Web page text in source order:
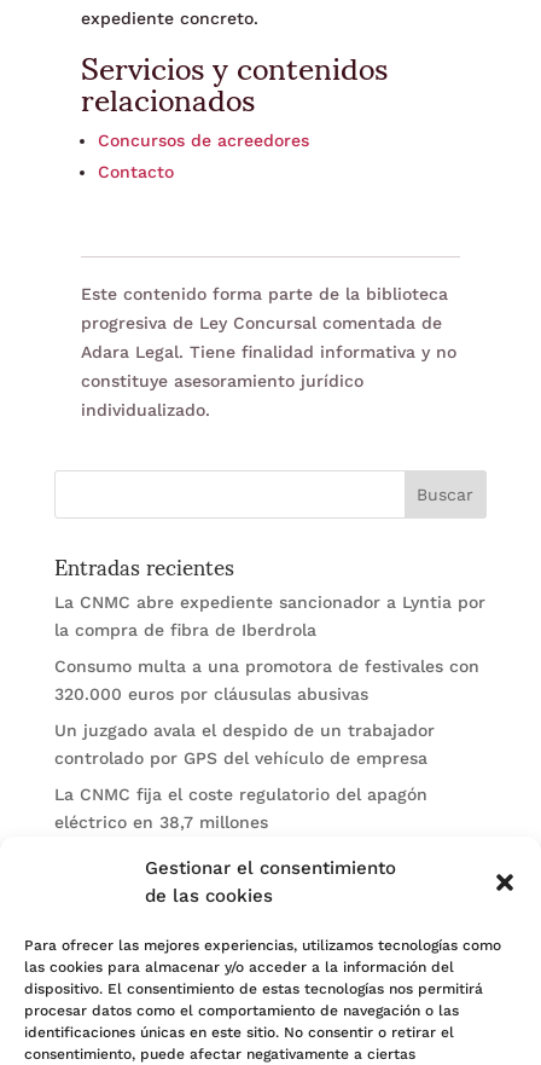
Gestionar el consentimiento
de las cookies
Para ofrecer las mejores experiencias, utilizamos tecnologías como
las cookies para almacenar y/o acceder a la información del
dispositivo. El consentimiento de estas tecnologías nos permitirá
procesar datos como el comportamiento de navegación o las
identificaciones únicas en este sitio. No consentir o retirar el
consentimiento, puede afectar negativamente a ciertas
expediente concreto.
Servicios y contenidos
relacionados
Concursos de acreedores
Contacto
Este contenido forma parte de la biblioteca
progresiva de Ley Concursal comentada de
Adara Legal. Tiene finalidad informativa y no
constituye asesoramiento jurídico
individualizado.
Entradas recientes
La CNMC abre expediente sancionador a Lyntia por
la compra de fibra de Iberdrola
Consumo multa a una promotora de festivales con
320.000 euros por cláusulas abusivas
Un juzgado avala el despido de un trabajador
controlado por GPS del vehículo de empresa
La CNMC fija el coste regulatorio del apagón
eléctrico en 38,7 millones
El BOE publica sanciones de la CNMV a Soltec y
Categorías
Actualidad
Noticias Jurídicas
Subastas